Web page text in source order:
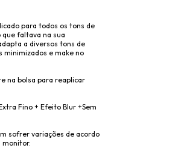
para todos os tons de
que faltava na sua
a diversos tons de
minimizados e make no
na bolsa para reaplicar
Fino + Efeito Blur +Sem
sofrer variações de acordo
monitor.